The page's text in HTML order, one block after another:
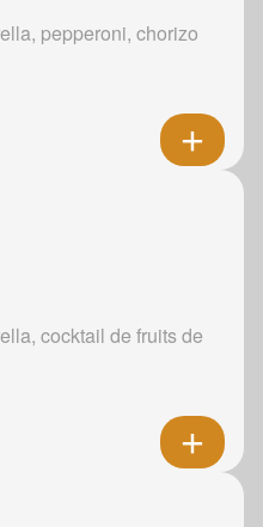
pepperoni, chorizo
cocktail de fruits de